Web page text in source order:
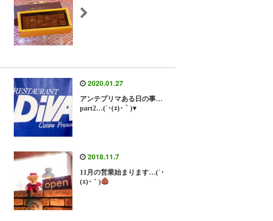
2020.01.27
アンテプリマある日の事…
part2…(´･(ｪ)･｀)♥
2018.11.7
11月の営業始まります…(´･
(ｪ)･｀)